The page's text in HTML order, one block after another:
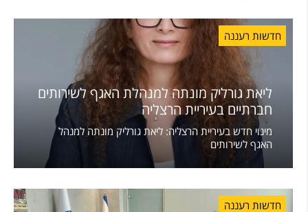
חדשות רעננה
ליאת גורליק מונתה למנהלת האגף לשירותים
חברתיים בעיריית הרצליה
מינוי חדש בעיריית הרצליה: ליאת גורליק מונתה למנהל
האגף לשירותים
חדשות רעננה